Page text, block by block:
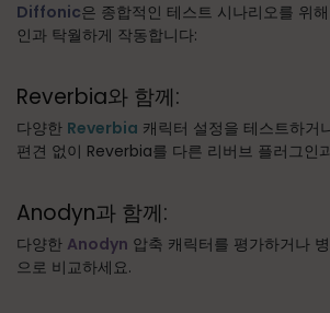
Diffonic은 종합적인 테스트 시나리오를 위
인과 탁월하게 작동합니다:
Reverbia와 함께:
다양한 Reverbia 캐릭터 설정을 테스트하거
편견 없이 Reverbia를 다른 리버브 플러그인
Anodyn과 함께:
다양한 Anodyn 압축 캐릭터를 평가하거나
으로 비교하세요.